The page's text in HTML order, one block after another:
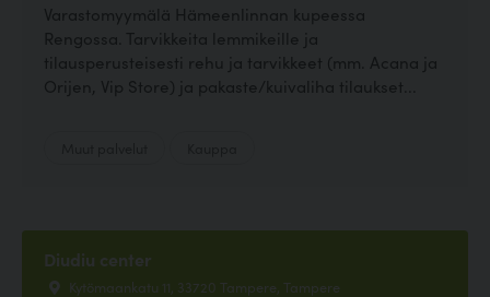
Varastomyymälä Hämeenlinnan kupeessa
Rengossa. Tarvikkeita lemmikeille ja
tilausperusteisesti rehu ja tarvikkeet (mm. Acana ja
Orijen, Vip Store) ja pakaste/kuivaliha tilaukset...
Diudiu center
Kytömaankatu 11, 33720 Tampere, Tampere